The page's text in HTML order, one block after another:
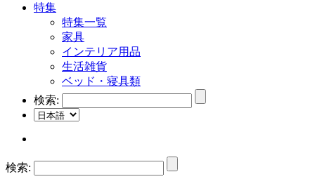
特集
特集一覧
家具
インテリア用品
生活雑貨
ベッド・寝具類
検索:
検索: